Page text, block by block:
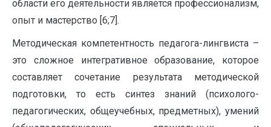
области его деятельности является профессионализм,
опыт и мастерство [6;7].
Методическая компетентность педагога-лингвиста –
это сложное интегративное образование, которое
составляет сочетание результата методической
подготовки, то есть синтез знаний (психолого-
педагогических, общеучебных, предметных), умений